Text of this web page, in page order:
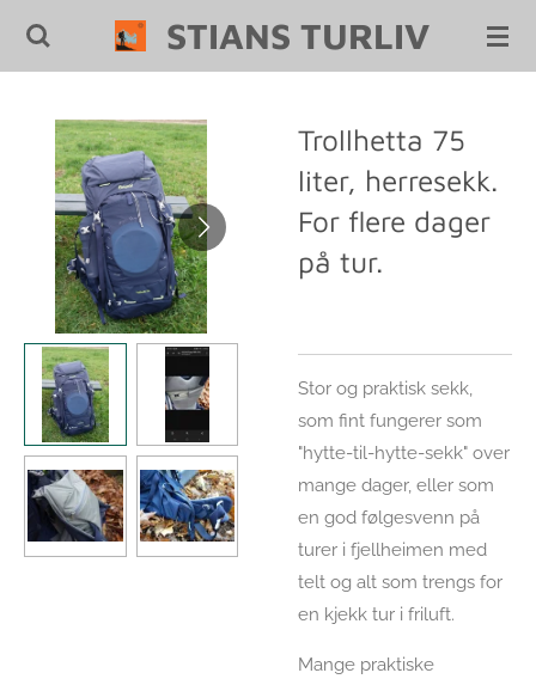
Gå
STIANS TURLIV
Trollhetta 75
liter, herresekk.
For flere dager
på tur.
Stor og praktisk sekk,
som fint fungerer som
"hytte-til-hytte-sekk" over
mange dager, eller som
en god følgesvenn på
turer i fjellheimen med
telt og alt som trengs for
en kjekk tur i friluft.
Mange praktiske